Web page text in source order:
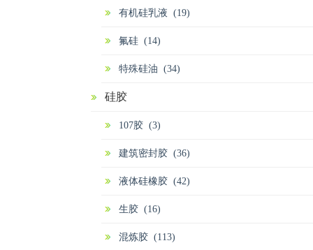
有机硅乳液 (19)
氟硅 (14)
特殊硅油 (34)
硅胶
107胶 (3)
建筑密封胶 (36)
液体硅橡胶 (42)
生胶 (16)
混炼胶 (113)